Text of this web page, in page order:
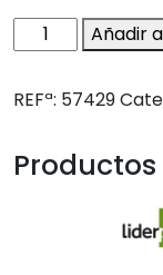
Tempera
liquida
escolar
ml
Añadir
REFª: 57429